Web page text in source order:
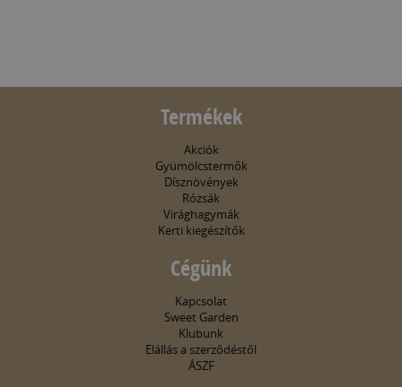
Termékek
Akciók
Gyümölcstermők
Dísznövények
Rózsák
Virághagymák
Kerti kiegészítők
Cégünk
Kapcsolat
Sweet Garden
Klubunk
Elállás a szerződéstől
ÁSZF